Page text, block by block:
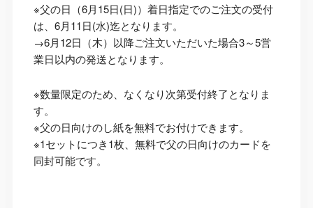
※父の日（6月15日(日)）着日指定でのご注文の受付
は、6月11日(水)迄となります。
→6月12日（木）以降ご注文いただいた場合3～5営
業日以内の発送となります。
※数量限定のため、なくなり次第受付終了となりま
す。
※父の日向けのし紙を無料でお付けできます。
※1セットにつき1枚、無料で父の日向けのカードを
同封可能です。